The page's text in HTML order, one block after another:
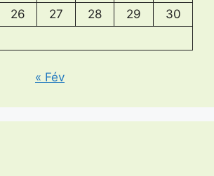
26 27 28 29
30
« Fév